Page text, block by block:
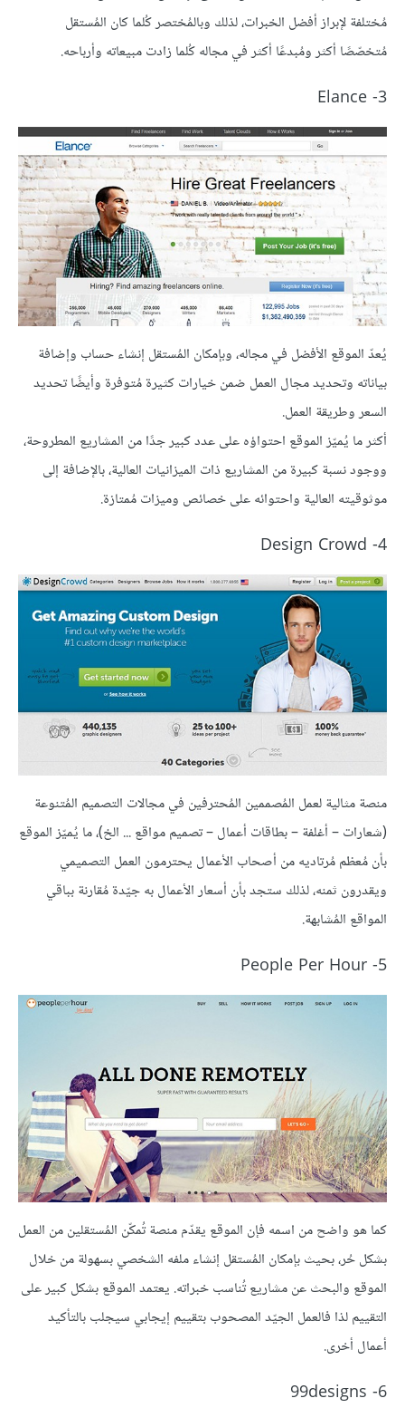
مُختلفة لإبراز أفضل الخبرات، لذلك وبالمُختصر كُلما كان المُستقل
مُتخصّصًا أكثر ومُبدعًا أكثر في مجاله كُلما زادت مبيعاته وأرباحه.
3- Elance
يُعدّ الموقع الأفضل في مجاله، وبإمكان المُستقل إنشاء حساب وإضافة
بياناته وتحديد مجال العمل ضمن خيارات كثيرة مُتوفرة وأيضًا تحديد
السعر وطريقة العمل.
أكثر ما يُميّز الموقع احتواؤه على عدد كبير جدًا من المشاريع المطروحة،
ووجود نسبة كبيرة من المشاريع ذات الميزانيات العالية، بالإضافة إلى
موثوقيته العالية واحتوائه على خصائص وميزات مُمتازة.
4- Design Crowd
منصة مثالية لعمل المُصممين المُحترفين في مجالات التصميم المُتنوعة
(شعارات – أغلفة – بطاقات أعمال – تصميم مواقع ... الخ)، ما يُميّز الموقع
بأن مُعظم مُرتاديه من أصحاب الأعمال يحترمون العمل التصميمي
ويقدرون ثمنه، لذلك ستجد بأن أسعار الأعمال به جيّدة مُقارنة بباقي
المواقع المُشابهة.
5- People Per Hour
كما هو واضح من اسمه فإن الموقع يقدّم منصة تُمكّن المُستقلين من العمل
بشكل حُر، بحيث بإمكان المُستقل إنشاء ملفه الشخصي بسهولة من خلال
الموقع والبحث عن مشاريع تُناسب خبراته. يعتمد الموقع بشكل كبير على
التقييم لذا فالعمل الجيّد المصحوب بتقييم إيجابي سيجلب بالتأكيد
أعمال أخرى.
6- 99designs